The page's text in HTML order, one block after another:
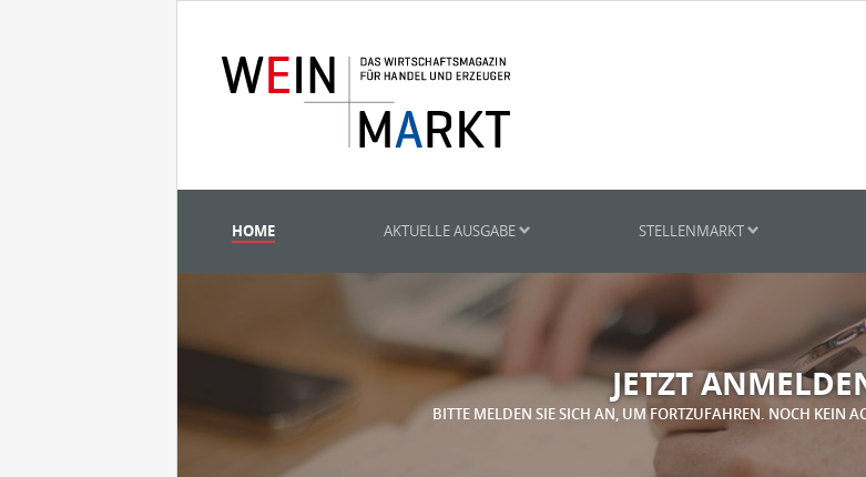
HOME AKTUELLE AUSGABE STELLENMARKT
JETZT
BITTE MELDEN SIE SICH AN, UM FORTZUFAHREN. NOCH KEIN